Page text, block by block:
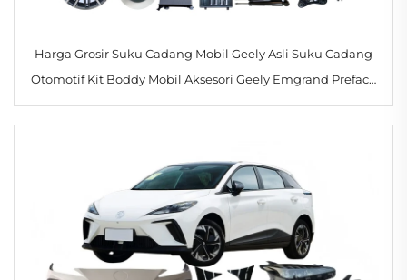
Harga Grosir Suku Cadang Mobil Geely Asli Suku Cadang
Otomotif Kit Boddy Mobil Aksesori Geely Emgrand Preface
2023 2024 2025